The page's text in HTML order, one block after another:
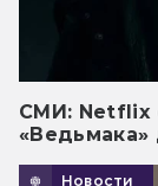
СМИ: Netflix
«Ведьмака»
Новости